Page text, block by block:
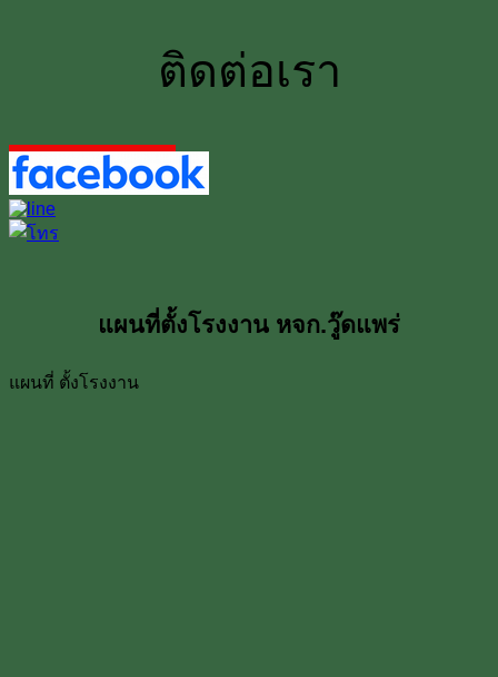
ติดต่อเรา
แผนที่ตั้งโรงงาน หจก.วู๊ดแพร่
แผนที่ ตั้งโรงงาน